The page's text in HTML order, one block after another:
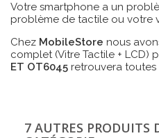
Votre smartphone a un
problème de tactile ou votre
Chez MobileStore nous
complet (Vitre Tactile + LCD)
ET OT6045 retrouvera
7 AUTRES PRODUITS